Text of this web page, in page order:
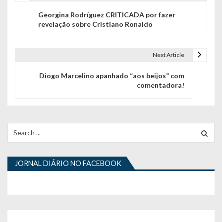
ã
o
d
Georgina Rodríguez CRITICADA por fazer
revelação sobre Cristiano Ronaldo
Next Article
Diogo Marcelino apanhado “aos beijos” com
comentadora!
for:
JORNAL DIÁRIO NO FACEBOOK